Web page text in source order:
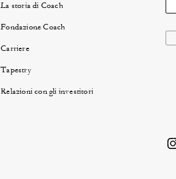
La storia di Coach
Fondazione Coach
Carriere
Tapestry
Relazioni con gli investitori